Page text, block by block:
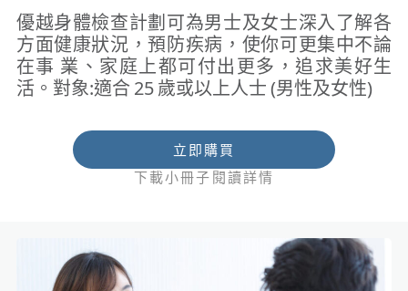
優越身體檢查計劃可為男士及女士深入了解各
方面健康狀況，預防疾病，使你可更集中不論
在事 業、家庭上都可付出更多，追求美好生
活。對象:適合 25 歲或以上人士 (男性及女性)
立即購買
下載小冊子閱讀詳情